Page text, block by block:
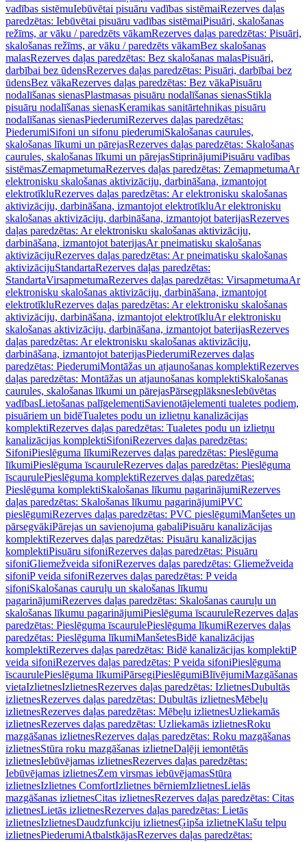
vadības sistēmuIebūvētai pisuāru vadības sistēmaiRezerves daļas
paredzētas: Iebūvētai pisuāru vadības sistēmaiPisuāri, skalošanas
režīms, ar vāku / paredzēts vākamRezerves daļas paredzētas: Pisuāri,
skalošanas režīms, ar vāku / paredzēts vākamBez skalošanas
malasRezerves daļas paredzētas: Bez skalošanas malasPisuāri,
darbībai bez ūdensRezerves daļas paredzētas: Pisuāri, darbībai bez
ūdensBez vākaRezerves daļas paredzētas: Bez vākaPisuāru
nodalīšanas sienasPlastmasas pisuāru nodalīšanas sienasStikla
pisuāru nodalīšanas sienasKeramikas sanitārtehnikas pisuāru
nodalīšanas sienasPiederumiRezerves daļas paredzētas:
PiederumiSifoni un sifonu piederumiSkalošanas caurules,
skalošanas līkumi un pārejasRezerves daļas paredzētas: Skalošanas
caurules, skalošanas līkumi un pārejasStiprinājumiPisuāru vadības
sistēmasZemapmetumaRezerves daļas paredzētas: ZemapmetumaAr
elektronisku skalošanas aktivizāciju, darbināšana, izmantojot
elektrotīkluRezerves daļas paredzētas: Ar elektronisku skalošanas
aktivizāciju, darbināšana, izmantojot elektrotīkluAr elektronisku
skalošanas aktivizāciju, darbināšana, izmantojot baterijasRezerves
daļas paredzētas: Ar elektronisku skalošanas aktivizāciju,
darbināšana, izmantojot baterijasAr pneimatisku skalošanas
aktivizācijuRezerves daļas paredzētas: Ar pneimatisku skalošanas
aktivizācijuStandartaRezerves daļas paredzētas:
StandartaVirsapmetumaRezerves daļas paredzētas: VirsapmetumaAr
elektronisku skalošanas aktivizāciju, darbināšana, izmantojot
elektrotīkluRezerves daļas paredzētas: Ar elektronisku skalošanas
aktivizāciju, darbināšana, izmantojot elektrotīkluAr elektronisku
skalošanas aktivizāciju, darbināšana, izmantojot baterijasRezerves
daļas paredzētas: Ar elektronisku skalošanas aktivizāciju,
darbināšana, izmantojot baterijasPiederumiRezerves daļas
paredzētas: PiederumiMontāžas un atjaunošanas komplektiRezerves
daļas paredzētas: Montāžas un atjaunošanas komplektiSkalošanas
caurules, skalošanas līkumi un pārejasPārsegplāksnesIebūvētas
vadībasLietošanas palīgelementiSavienotājelementi tualetes podiem,
pisuāriem un bidēTualetes podu un izlietņu kanalizācijas
komplektiRezerves daļas paredzētas: Tualetes podu un izlietņu
kanalizācijas komplektiSifoniRezerves daļas paredzētas:
SifoniPieslēguma līkumiRezerves daļas paredzētas: Pieslēguma
līkumiPieslēguma īscauruleRezerves daļas paredzētas: Pieslēguma
īscaurulePieslēguma komplektiRezerves daļas paredzētas:
Pieslēguma komplektiSkalošanas līkumu pagarinājumiRezerves
daļas paredzētas: Skalošanas līkumu pagarinājumiPVC
pieslēgumiRezerves daļas paredzētas: PVC pieslēgumiManšetes un
pārsegvākiPārejas un savienojuma gabaliPisuāru kanalizācijas
komplektiRezerves daļas paredzētas: Pisuāru kanalizācijas
komplektiPisuāru sifoniRezerves daļas paredzētas: Pisuāru
sifoniGliemežveida sifoniRezerves daļas paredzētas: Gliemežveida
sifoniP veida sifoniRezerves daļas paredzētas: P veida
sifoniSkalošanas cauruļu un skalošanas līkumu
pagarinājumiRezerves daļas paredzētas: Skalošanas cauruļu un
skalošanas līkumu pagarinājumiPieslēguma īscauruleRezerves daļas
paredzētas: Pieslēguma īscaurulePieslēguma līkumiRezerves daļas
paredzētas: Pieslēguma līkumiManšetesBidē kanalizācijas
komplektiRezerves daļas paredzētas: Bidē kanalizācijas komplektiP
veida sifoniRezerves daļas paredzētas: P veida sifoniPieslēguma
īscaurulePieslēguma līkumiPārsegiPieslēgumiBlīvējumiMazgāšanas
vietaIzlietnesIzlietnesRezerves daļas paredzētas: IzlietnesDubultās
izlietnesRezerves daļas paredzētas: Dubultās izlietnesMēbeļu
izlietnesRezerves daļas paredzētas: Mēbeļu izlietnesUzliekamās
izlietnesRezerves daļas paredzētas: Uzliekamās izlietnesRoku
mazgāšanas izlietnesRezerves daļas paredzētas: Roku mazgāšanas
izlietnesStūra roku mazgāšanas izlietneDaļēji iemontētās
izlietnesIebūvējamas izlietnesRezerves daļas paredzētas:
Iebūvējamas izlietnesZem virsmas iebūvējamasStūra
izlietnesIzlietnes ComfortIzlietnes bērniemIzlietnesLielās
mazgāšanas izlietnesCitas izlietnesRezerves daļas paredzētas: Citas
izlietnesLietās izlietnesRezerves daļas paredzētas: Lietās
izlietnesIzlietnesDaudzfunkciju izlietnesĢipša izlietneKlašu telpu
izlietnesPiederumiAtbalstkājasRezerves daļas paredzētas: